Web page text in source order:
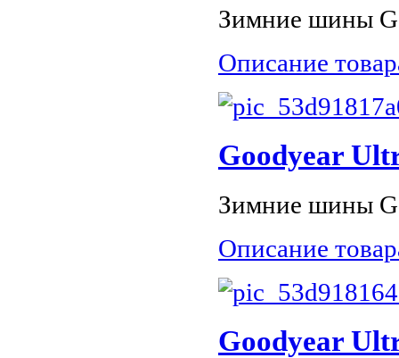
Зимние шины
Описание
Goodyear
Зимние шины
Описание
Goodyear